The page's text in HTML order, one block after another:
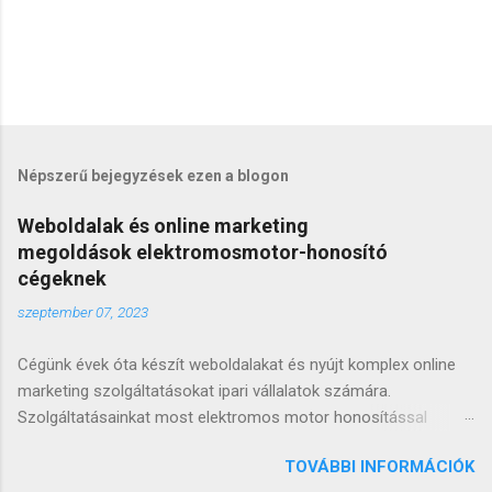
Népszerű bejegyzések ezen a blogon
Weboldalak és online marketing
megoldások elektromosmotor-honosító
cégeknek
szeptember 07, 2023
Cégünk évek óta készít weboldalakat és nyújt komplex online
marketing szolgáltatásokat ipari vállalatok számára.
Szolgáltatásainkat most elektromos motor honosítással
weboldalakat és online stratégiát dolgoztunk ki, mellyel
TOVÁBBI INFORMÁCIÓK